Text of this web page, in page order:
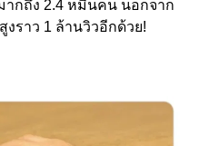
ากถึง 2.4 หมื่นคน นอกจาก
ราว 1 ล้านวิวอีกด้วย!